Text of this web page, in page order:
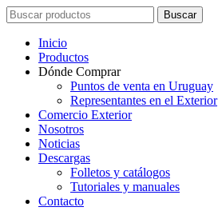
Search
for:
Buscar
Inicio
Productos
Dónde Comprar
Puntos de venta en Uruguay
Representantes en el Exterior
Comercio Exterior
Nosotros
Noticias
Descargas
Folletos y catálogos
Tutoriales y manuales
Contacto